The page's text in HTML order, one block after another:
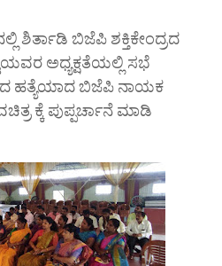
ಶಿರ್ತಾಡಿ ಬಿಜೆಪಿ ಶಕ್ತಿಕೇಂದ್ರದ
ಅಧ್ಯಕ್ಷತೆಯಲ್ಲಿ ಸಭೆ
ಹತ್ಯೆಯಾದ ಬಿಜೆಪಿ ನಾಯಕ
ಕ್ಕೆ ಪುಪ್ಪರ್ಚಾನೆ ಮಾಡಿ